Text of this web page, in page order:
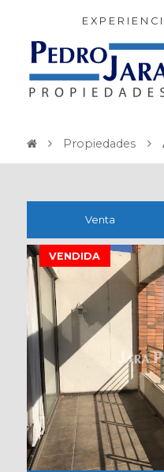
Propiedades
Venta
VENDIDA